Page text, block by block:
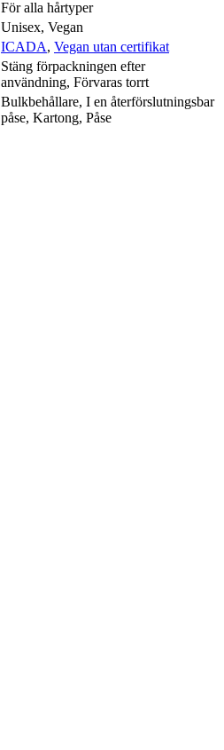
För alla hårtyper
Unisex, Vegan
ICADA, Vegan utan certifikat
Stäng förpackningen efter
användning, Förvaras torrt
Bulkbehållare, I en återförslutningsbar
påse, Kartong, Påse